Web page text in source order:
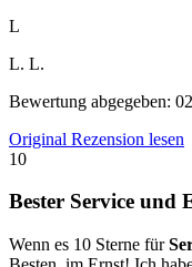
L
L. L.
Bewertung abgegeben:
Original Rezension lesen
10
Bester Service und
Wenn es 10 Sterne für